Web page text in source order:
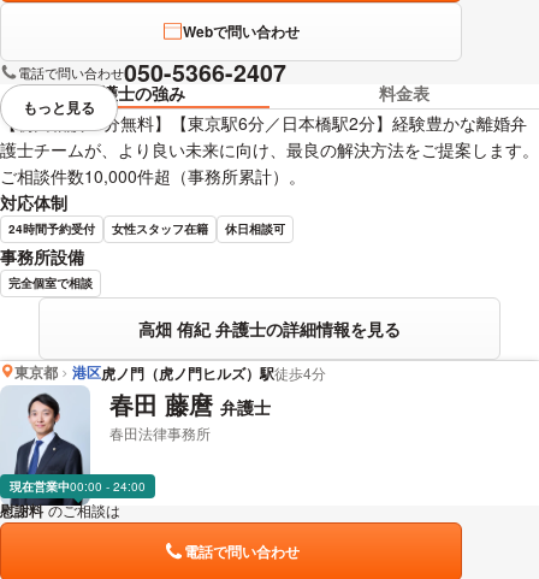
Webで問い合わせ
電話で問い合わせ050-5366-2407
弁護士の強み
料金表
【初回相談45分無料】【東京駅6分／日本橋駅2分】経験豊かな離婚弁
護士チームが、より良い未来に向け、最良の解決方法をご提案します。
ご相談件数10,000件超（事務所累計）。
対応体制
24時間予約受付 女性スタッフ在籍 休日相談可
事務所設備
完全個室で相談
高畑 侑紀 弁護士の詳細情報を見る
視覚的に省略されている要素を
もっと見る
東京都 港区虎ノ門（虎ノ門ヒルズ）駅徒歩4分
春田 藤麿 弁護士
春田法律事務所
現在営業中00:00 - 24:00
慰謝料 のご相談は
電話で問い合わせ